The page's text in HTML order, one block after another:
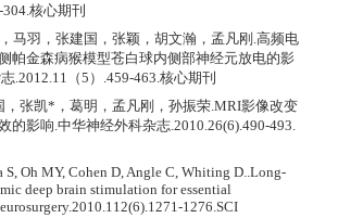
核心期刊
马羽，张建国，张颖，胡文瀚，孟凡刚.高频电
帕金森病猴模型苍白球内侧部神经元放电的影
.2012.11（5）.459-463.核心期刊
，张凯*，葛明，孟凡刚，孙振荣.MRI影像改变
的影响.中华神经外科杂志.2010.26(6).490-493.
S, Oh MY, Cohen D, Angle C, Whiting D..Long-
deep brain stimulation for essential
1276.SCI